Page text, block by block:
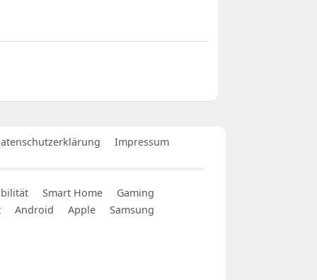
Impressum
Smart Home
Gaming
Android Apple
Samsung